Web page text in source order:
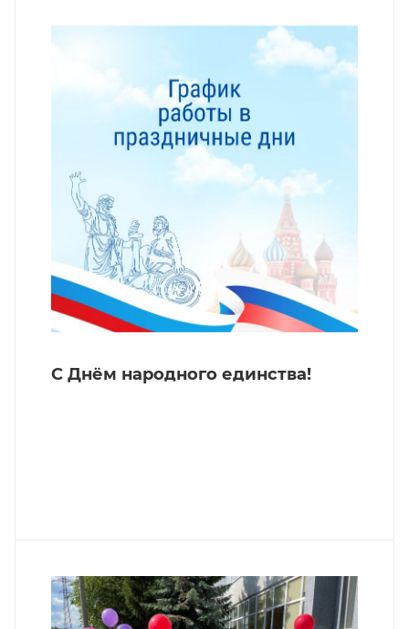
С Днём народного единства!